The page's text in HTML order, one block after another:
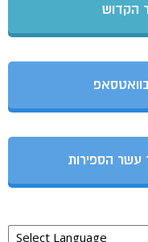
הקדוש
עשר הספירות